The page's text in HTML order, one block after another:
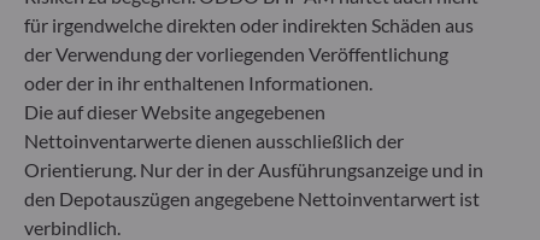
Deutschland
+49 (0) 69 920 50 0
Von der Bundesanstalt für Finanzdienstleistungsaufsicht
(„BaFin“) zugelassene und beaufsichtigte
Fondsverwaltungsgesellschaft
Handelsregister : HRB 11971 Amtsgericht Düsseldorf
ODDO BHF Asset Management LUX
für irgendwelche direkten oder indirekten Schäden aus
der Verwendung der vorliegenden Veröffentlichung
oder der in ihr enthaltenen Informationen.
Die auf dieser Website angegebenen
Nettoinventarwerte dienen ausschließlich der
Orientierung. Nur der in der Ausführungsanzeige und in
den Depotauszügen angegebene Nettoinventarwert ist
verbindlich.